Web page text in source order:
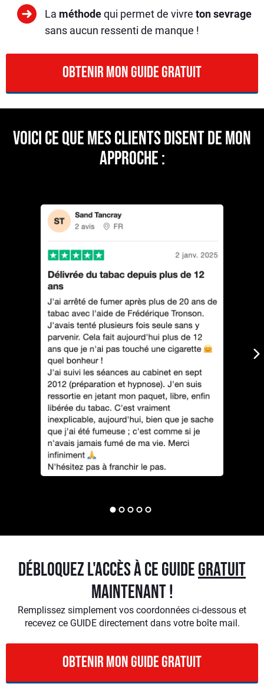
La méthodequi permet de vivreton sevrage
sans aucun ressenti de manque !
OBTENIR MON guide GRATUIT
voici ce que mes clients disent de mon
approche :
DÉBLOQUEZ L'ACCÈS À CE GUIDEGRATUIT
MAINTENANT !
Remplissez simplement vos coordonnées ci-dessous et
recevez ce GUIDE directement dans votre boîte mail.
OBTENIR MON guide GRATUIT